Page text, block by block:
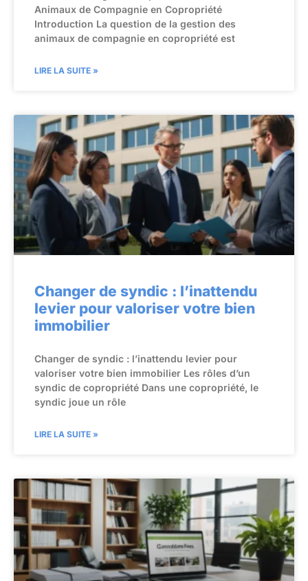
Animaux de Compagnie en Copropriété
Introduction La question de la gestion des
animaux de compagnie en copropriété est
LIRE LA SUITE »
Changer de syndic : l’inattendu
levier pour valoriser votre bien
immobilier
Changer de syndic : l’inattendu levier pour
valoriser votre bien immobilier Les rôles d’un
syndic de copropriété Dans une copropriété, le
syndic joue un rôle
LIRE LA SUITE »